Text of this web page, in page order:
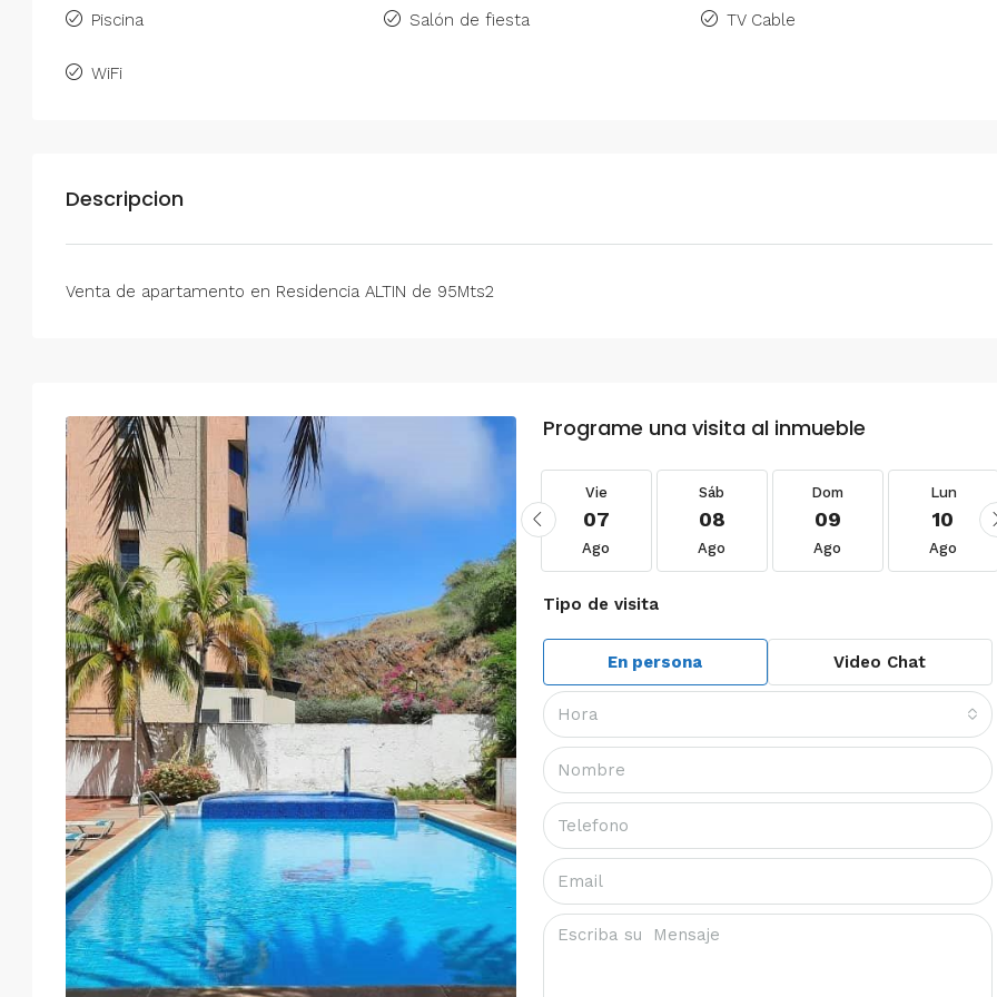
Piscina Salón de fiesta TV Cable
WiFi
Descripcion
Venta de apartamento en Residencia ALTIN de 95Mts2
Programe una visita al inmueble
Mar
18
Ago
Mié
19
Ago
21
Vie
07
Ago
Sáb
08
Ago
Dom
09
Ago
Lun
10
Ago
Tipo de visita
En persona Video Chat
Hora